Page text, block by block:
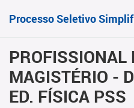
Processo Seletivo
PROFISSIONAL
MAGISTÉRIO -
ED. FÍSICA PSS